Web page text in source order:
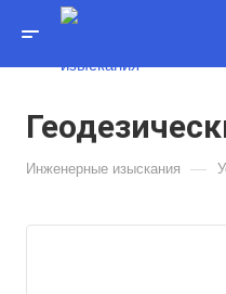
Инженерные изыскания —